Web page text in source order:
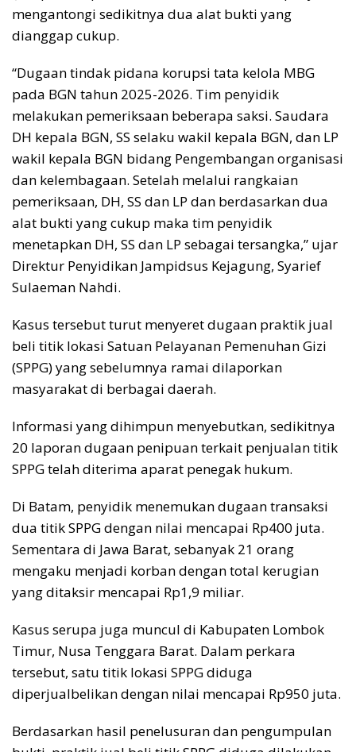
mengantongi sedikitnya dua alat bukti yang
dianggap cukup.
“Dugaan tindak pidana korupsi tata kelola MBG
pada BGN tahun 2025-2026. Tim penyidik
melakukan pemeriksaan beberapa saksi. Saudara
DH kepala BGN, SS selaku wakil kepala BGN, dan LP
wakil kepala BGN bidang Pengembangan organisasi
dan kelembagaan. Setelah melalui rangkaian
pemeriksaan, DH, SS dan LP dan berdasarkan dua
alat bukti yang cukup maka tim penyidik
menetapkan DH, SS dan LP sebagai tersangka,” ujar
Direktur Penyidikan Jampidsus Kejagung, Syarief
Sulaeman Nahdi.
Kasus tersebut turut menyeret dugaan praktik jual
beli titik lokasi Satuan Pelayanan Pemenuhan Gizi
(SPPG) yang sebelumnya ramai dilaporkan
masyarakat di berbagai daerah.
Informasi yang dihimpun menyebutkan, sedikitnya
20 laporan dugaan penipuan terkait penjualan titik
SPPG telah diterima aparat penegak hukum.
Di Batam, penyidik menemukan dugaan transaksi
dua titik SPPG dengan nilai mencapai Rp400 juta.
Sementara di Jawa Barat, sebanyak 21 orang
mengaku menjadi korban dengan total kerugian
yang ditaksir mencapai Rp1,9 miliar.
Kasus serupa juga muncul di Kabupaten Lombok
Timur, Nusa Tenggara Barat. Dalam perkara
tersebut, satu titik lokasi SPPG diduga
diperjualbelikan dengan nilai mencapai Rp950 juta.
Berdasarkan hasil penelusuran dan pengumpulan